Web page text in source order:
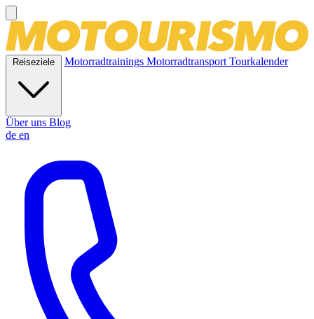
Reiseziele Motorradtrainings MotorradtransportTourkalender
Über uns Blog
de en